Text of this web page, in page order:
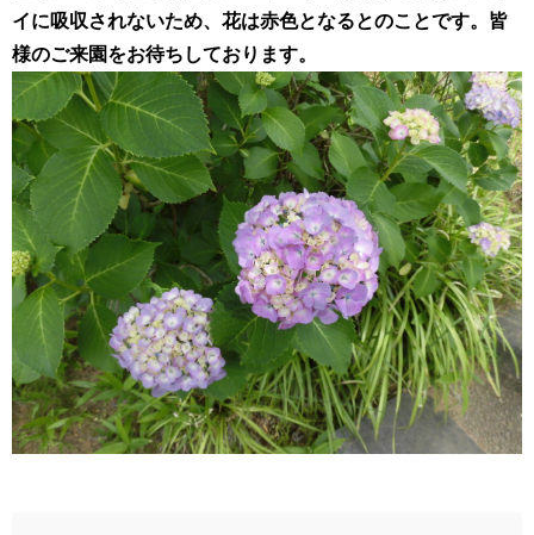
イに吸収されないため、花は赤色となるとのことです。皆
様のご来園をお待ちしております。